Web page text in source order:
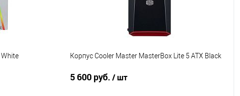
White Корпус Cooler Master MasterBox Lite 5 ATX Black
5 600 руб. / шт